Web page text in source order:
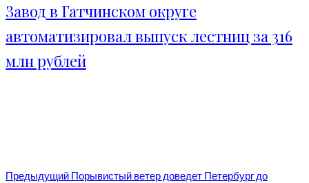
Завод в Гатчинском округе
автоматизировал выпуск лестниц за 316
млн рублей
Предыдущий Порывистый ветер доведет Петербург до